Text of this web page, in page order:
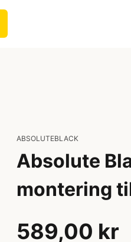
ABSOLUTEBLACK
Absolute
montering
589,00 kr